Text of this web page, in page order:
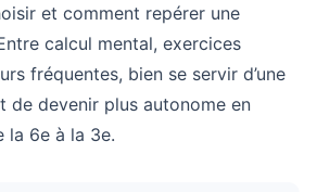
et comment repérer une
calcul mental, exercices
fréquentes, bien se servir d’une
de devenir plus autonome en
la 6e à la 3e.